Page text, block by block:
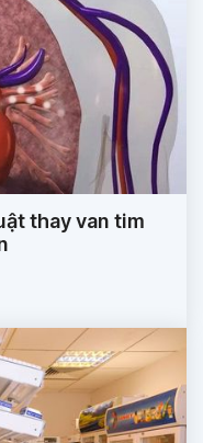
thay van tim